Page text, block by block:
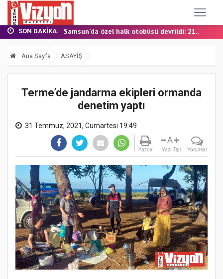
SON DAKIKA:
TERME MHP’DE KONGRE HEYECANI
YALI MAHALLESİ’NDE DOĞALGAZ İÇİN İLK KAZ...
Samsun’da özel halk otobüsü devrildi: 21...
FINDIK BAHÇESİNDE YANMIŞ HALDE ÖLÜ BULUN...
TERME MHP’DE KONGRE HEYECANI
Ana Sayfa ASAYİŞ
Terme’de jandarma ekipleri ormanda
denetim yaptı
31 Temmuz, 2021, Cumartesi 19:49
Yazdır
A
Yazı Tipi Yorumlar